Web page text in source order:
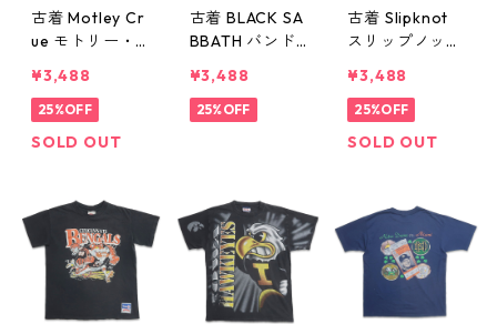
古着 Motley Cr
ue モトリー・
シャツ プリン
トTシャツ ブラ
ック 表記：XL
¥3,488
25%OFF
SOLD OUT
古着 BLACK SA
BBATH バンドT
リントTシャツ
ブラック 表
¥3,488
25%OFF
古着 Slipknot
スリップノット
バンT プリント
Tシャツ ブラッ
ク 表記：M g
¥3,488
25%OFF
SOLD OUT